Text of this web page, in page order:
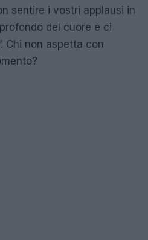
sentire i vostri applausi in
del cuore e ci
Chi non aspetta con